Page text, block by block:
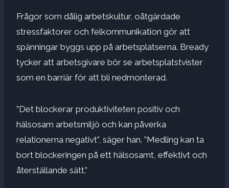
Frågor som dålig arbetskultur, oåtgärdade
stressfaktorer och felkommunikation gör att
spänningar byggs upp på arbetsplatserna. Bready
tycker att arbetsgivare bör se arbetsplatstvister
som en barriär för att bli nedmonterad.
”Det blockerar produktiviteten positiv och
hälsosam arbetsmiljö och kan påverka
relationerna negativt”, säger han. ”Medling kan ta
bort blockeringen på ett hälsosamt, effektivt och
återställande sätt.”